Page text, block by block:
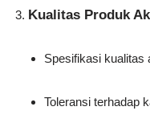
Kualitas Produk
Spesifikasi kualitas
Toleransi terhadap